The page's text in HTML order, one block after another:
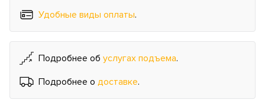
Удобные виды оплаты.
Подробнее об услугах подъема.
Подробнее о доставке.